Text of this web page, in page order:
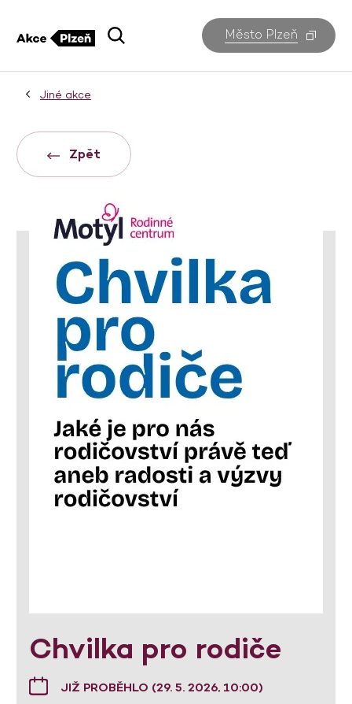
Město Plzeň
Jiné akce
Zpět
Chvilka pro rodiče
JIŽ PROBĚHLO (29. 5. 2026, 10:00)